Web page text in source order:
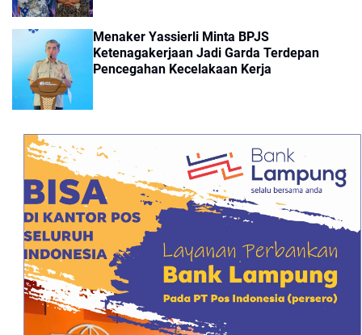
Menaker Yassierli Minta BPJS
Ketenagakerjaan Jadi Garda Terdepan
Pencegahan Kecelakaan Kerja